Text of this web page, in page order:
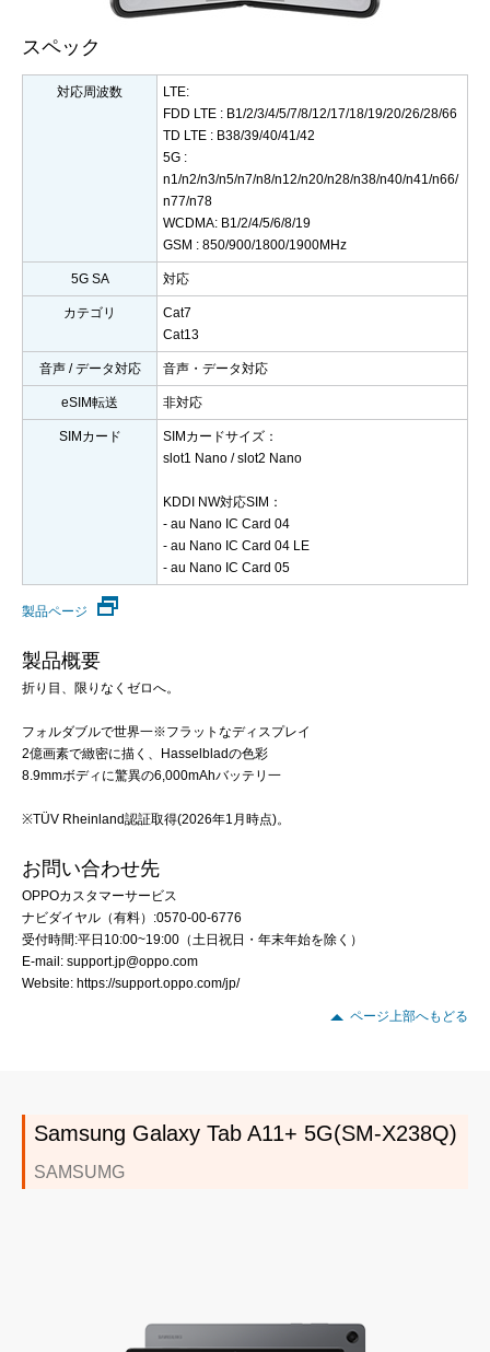
スペック
対応周波数
LTE:
FDD LTE : B1/2/3/4/5/7/8/12/17/18/19/20/26/28/66
TD LTE : B38/39/40/41/42
5G :
n1/n2/n3/n5/n7/n8/n12/n20/n28/n38/n40/n41/n66/
n77/n78
WCDMA: B1/2/4/5/6/8/19
GSM : 850/900/1800/1900MHz
5G SA 対応
カテゴリ
Cat7
Cat13
音声 / データ対応 音声・データ対応
eSIM転送 非対応
SIMカード
SIMカードサイズ：
slot1 Nano / slot2 Nano
KDDI NW対応SIM：
- au Nano IC Card 04
- au Nano IC Card 04 LE
- au Nano IC Card 05
製品ページ
製品概要
折り目、限りなくゼロへ。
フォルダブルで世界一※フラットなディスプレイ
2億画素で緻密に描く、Hasselbladの色彩
8.9mmボディに驚異の6,000mAhバッテリ一
※TÜV Rheinland認証取得(2026年1月時点)。
お問い合わせ先
OPPOカスタマーサービス
ナビダイヤル（有料）:0570-00-6776
受付時間:平日10:00~19:00（土日祝日・年末年始を除く）
E-mail: support.jp@oppo.com
Website: https://support.oppo.com/jp/
ページ上部へもどる
Samsung Galaxy Tab A11+ 5G(SM-X238Q)
SAMSUMG